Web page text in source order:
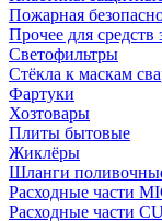
Пожарная
Прочее для
Светофильтры
Стёкла к маскам
Фартуки
Хозтовары
Плиты бытовые
Жиклёры
Шланги
Расходные части
Расходные части